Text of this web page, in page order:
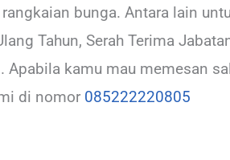
bunga. Antara lain
Tahun, Serah Terima
Apabila kamu mau memesan
di nomor 085222220805